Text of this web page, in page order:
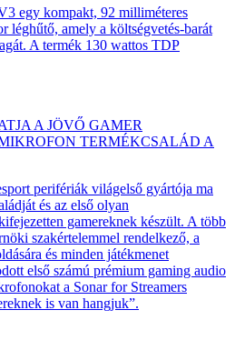
egy kompakt, 92 milliméteres
léghűtő, amely a költségvetés-barát
A termék 130 wattos TDP
A JÖVŐ GAMER
TERMÉKCSALÁD A
perifériák világelső gyártója ma
és az első olyan
gamereknek készült. A több
szakértelemmel rendelkező, a
és minden játékmenet
első számú prémium gaming audio
a Sonar for Streamers
is van hangjuk”.